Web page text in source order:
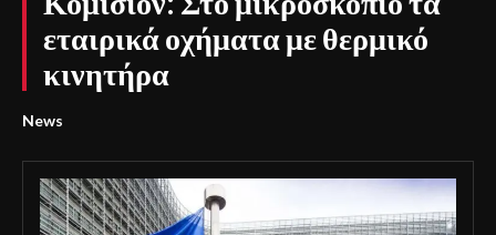
εταιρικά οχήματα με θερμικό
κινητήρα
News